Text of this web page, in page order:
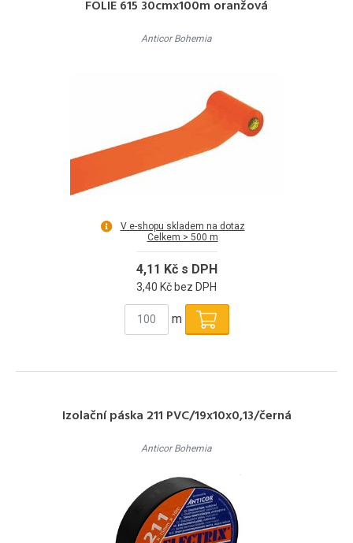
FOLIE 615 30cmx100m oranžová
Anticor Bohemia
V e-shopu skladem na dotaz
Celkem > 500 m
4,11 Kč s DPH
3,40 Kč bez DPH
m
Izolační páska 211 PVC/19x10x0,13/černá
Anticor Bohemia